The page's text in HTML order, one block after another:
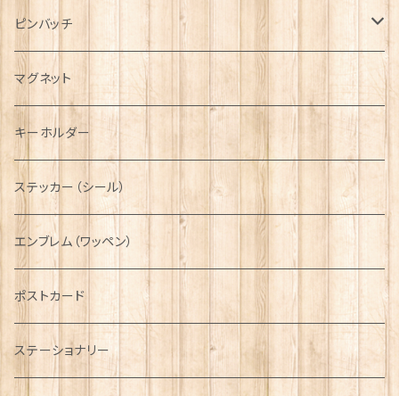
ハンチング帽
キャスケット
ディアストーカー
ニット帽
マフラー
タータン【Bronte by Moon】
タータン【Glencroft】
ボタンラップマフラー【Aran Traditions】
サッシュ
スカーフ
ファッションマスク
ペンダント
チャーム
その他のアクセサリー
ラブスプーン
ラブスプーン【SION LLEWELLYN】
ラブスプーン【PAUL CURTIS】
ファブリック
ティータオル
ペーパーナプキン
ティーコジー
その他テーブルウェア
ピンバッチ
ジェネラルデザイン
乗り物
動物＆植物
国旗＆紋章
音楽＆楽器
シンボル
ミリタリー
NAVY
AIRFORCE
ARMY
ピューター
マグネット
キーホルダー
ステッカー（シール）
エンブレム（ワッペン）
ポストカード
ステーショナリー